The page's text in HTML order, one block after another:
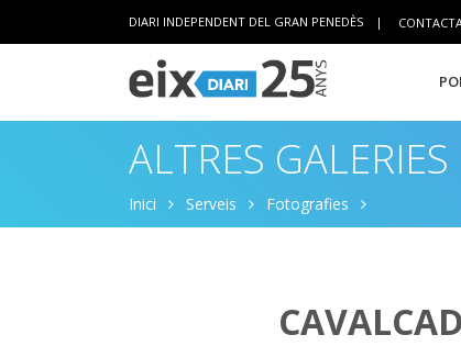
DIARI INDEPENDENT DEL GRAN PENEDÈS |
ALTRES GALERIES
Inici Serveis Fotografies